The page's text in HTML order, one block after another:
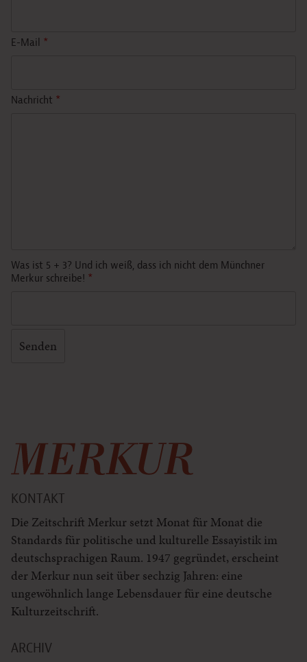
E-Mail *
Nachricht *
Was ist 5 + 3? Und ich weiß, dass ich nicht dem Münchner
Merkur schreibe! *
KONTAKT
Die Zeitschrift Merkur setzt Monat für Monat die
Standards für politische und kulturelle Essayistik im
deutschsprachigen Raum. 1947 gegründet, erscheint
der Merkur nun seit über sechzig Jahren: eine
ungewöhnlich lange Lebensdauer für eine deutsche
Kulturzeitschrift.
ARCHIV